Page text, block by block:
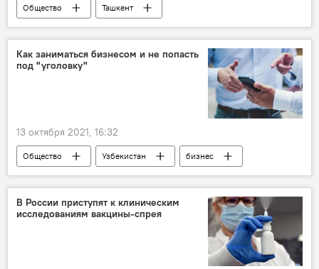
Общество
Ташкент
Узбекистон темир йуллари
метро
Как заниматься бизнесом и не попасть
под "уголовку"
13 октября 2021, 16:32
Общество Узбекистан
бизнес
работа
В России приступят к клиническим
исследованиям вакцины-спрея